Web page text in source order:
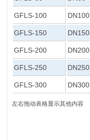
GFLS-100 DN100
GFLS-150 DN150
GFLS-200 DN200
GFLS-250 DN250
GFLS-300 DN300
左右拖动表格显示其他内容